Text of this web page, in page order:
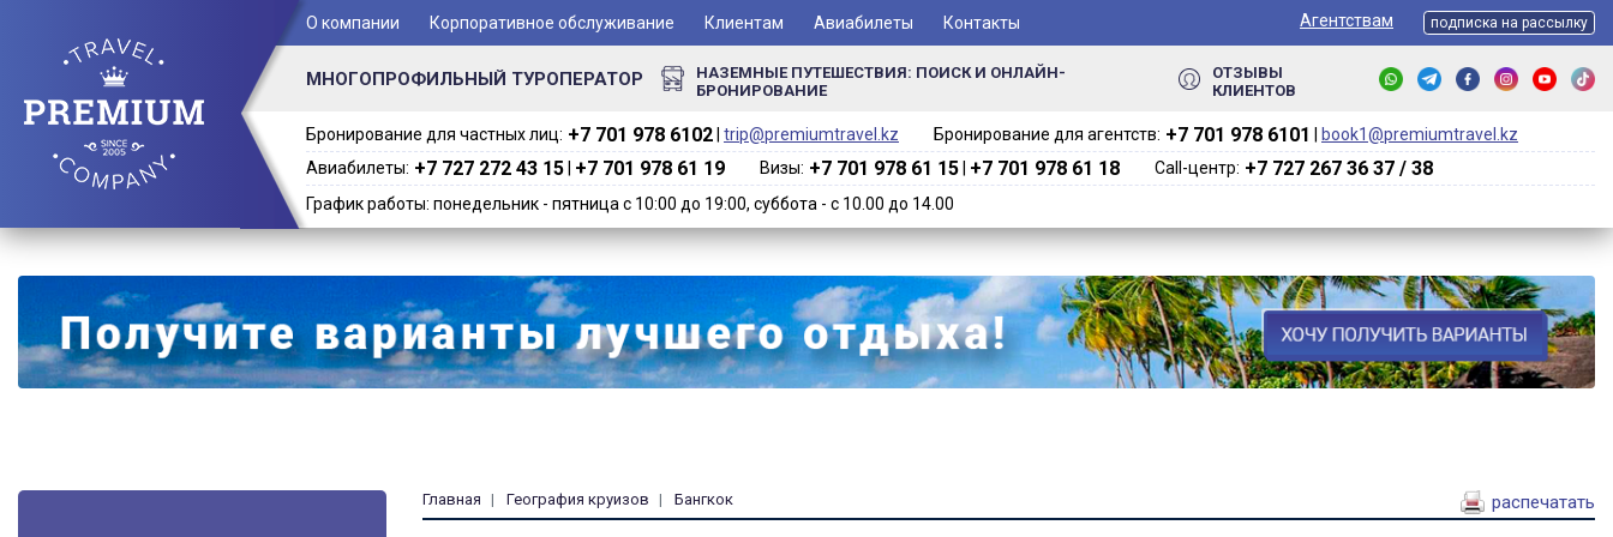
О компании Корпоративное обслуживание Клиентам Авиабилеты Контакты Агентствам подписка на рассылку
МНОГОПРОФИЛЬНЫЙ ТУРОПЕРАТОР
НАЗЕМНЫЕ ПУТЕШЕСТВИЯ: ПОИСК И ОНЛАЙН-
БРОНИРОВАНИЕ
ОТЗЫВЫ
КЛИЕНТОВ
Бронирование для частных лиц: +7 701 978 6102‬ trip@premiumtravel.kz Бронирование для агентств: +7 701 978 6101‬
book1@premiumtravel.kz
Авиабилеты: +7 727 272 43 15 +7 701 978 61 19 Визы: +7 701 978 61 15 +7 701 978 61 18 Call-центр: +7 727 267 36 37 / 38
График работы: понедельник - пятница с 10:00 до 19:00, суббота - с 10.00 до 14.00
Главная География круизов Бангкок распечатать